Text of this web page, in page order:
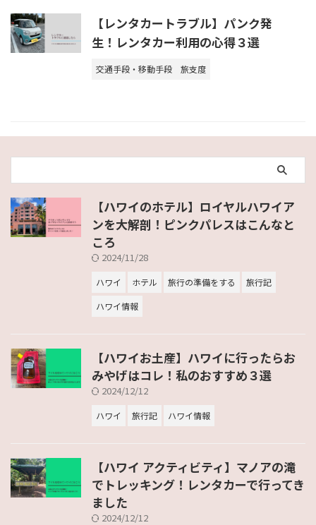
【レンタカートラブル】パンク発
生！レンタカー利用の心得３選
交通手段・移動手段 旅支度
【ハワイのホテル】ロイヤルハワイア
ンを大解剖！ピンクパレスはこんなと
ころ
2024/11/28
ハワイ ホテル 旅行の準備をする
旅行記
ハワイ情報
【ハワイお土産】ハワイに行ったらお
みやげはコレ！私のおすすめ３選
2024/12/12
ハワイ 旅行記 ハワイ情報
【ハワイ アクティビティ】マノアの滝
でトレッキング！レンタカーで行ってき
ました
2024/12/12